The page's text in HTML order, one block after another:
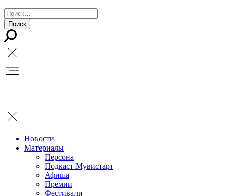
Новости
Материалы
Персона
Подкаст Мувистарт
Афиша
Премии
Фестивали